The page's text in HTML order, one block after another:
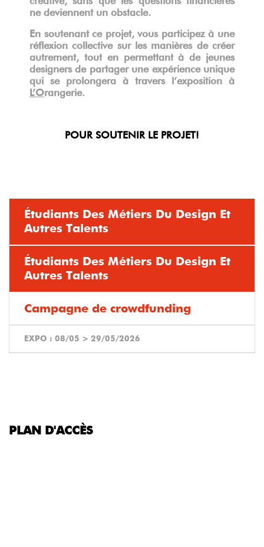
ne deviennent un obstacle.
En soutenant ce projet, vous participez à une
réflexion collective sur les manières de créer
autrement, tout en permettant à de jeunes
designers de partager une expérience unique
qui se prolongera à travers l’exposition à
L’Orangerie.
POUR SOUTENIR LE PROJET!
Étudiants Des Métiers Du Design Et
Autres Talents
Étudiants Des Métiers Du Design Et
Autres Talents
Campagne de crowdfunding
EXPO : 08/05 > 29/05/2026
PLAN D'ACCÈS